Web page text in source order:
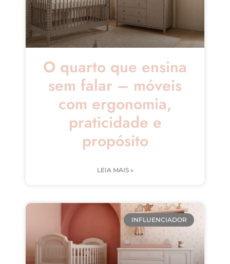
O quarto que ensina
sem falar – móveis
com ergonomia,
praticidade e
propósito
LEIA MAIS »
INFLUENCIADOR